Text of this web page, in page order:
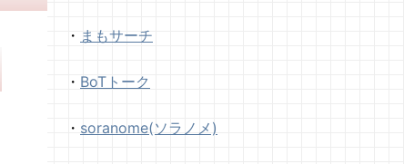
・ まもサーチ
・ BoTトーク
・ soranome(ソラノメ)